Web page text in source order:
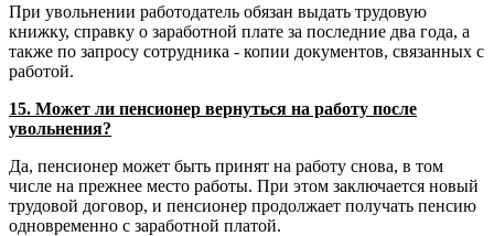
При увольнении работодатель обязан выдать трудовую
книжку, справку о заработной плате за последние два года, а
также по запросу сотрудника - копии документов, связанных с
работой.
15. Может ли пенсионер вернуться на работу после
увольнения?
Да, пенсионер может быть принят на работу снова, в том
числе на прежнее место работы. При этом заключается новый
трудовой договор, и пенсионер продолжает получать пенсию
одновременно с заработной платой.